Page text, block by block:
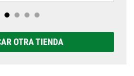
OTRA TIENDA